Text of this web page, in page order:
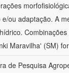
ou adaptação. A
Maravilha' (SM)
de Pesquisa